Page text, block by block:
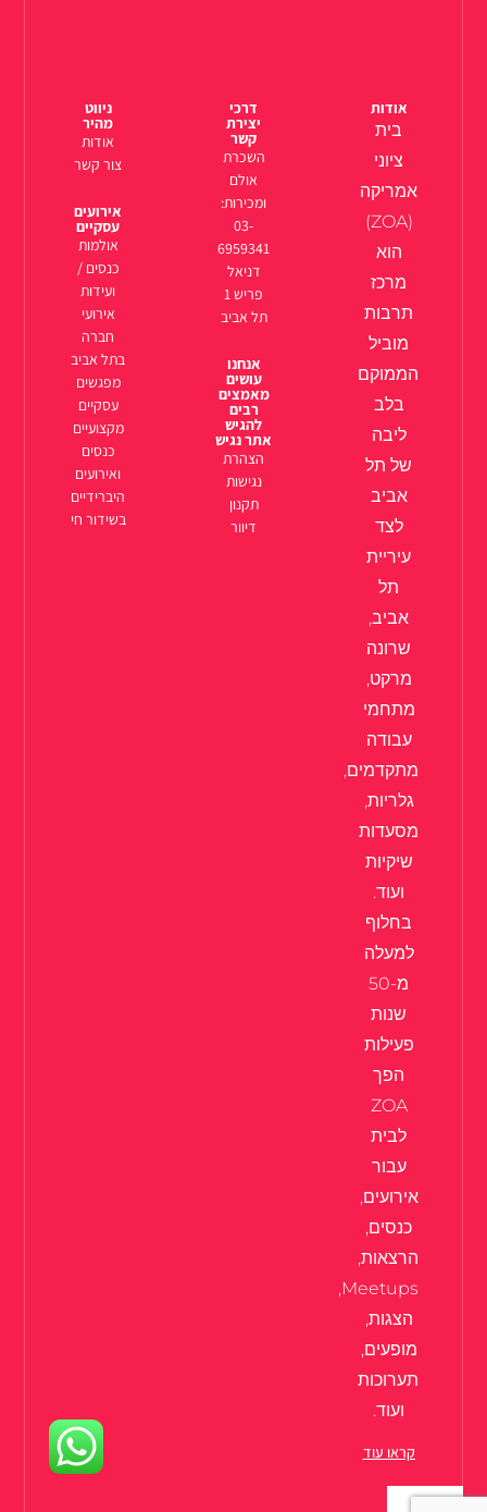
אודות
בית
ציוני
אמריקה
(ZOA)
הוא
מרכז
תרבות
מוביל
הממוקם
בלב
ליבה
של תל
אביב
לצד
עיריית
תל
אביב,
שרונה
מרקט,
מתחמי
עבודה
מתקדמים,
גלריות,
מסעדות
שיקיות
ועוד.
בחלוף
למעלה
מ-50
שנות
פעילות
הפך
ZOA
לבית
עבור
אירועים,
כנסים,
הרצאות,
Meetups,
הצגות,
מופעים,
תערוכות
ועוד.
קראו עוד
דרכי
יצירת
קשר
השכרת
אולם
ומכירות:
03-
6959341
דניאל
פריש 1
תל אביב
אנחנו
עושים
מאמצים
רבים
להגיש
אתר נגיש
הצהרת
נגישות
תקנון
דיוור
ניווט
מהיר
אודות
צור קשר
אירועים
עסקיים
אולמות
כנסים /
ועידות
אירועי
חברה
בתל אביב
מפגשים
עסקיים
מקצועיים
כנסים
ואירועים
היברידיים
בשידור חי